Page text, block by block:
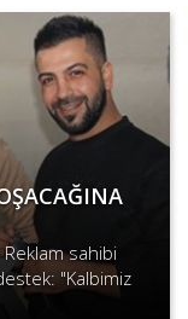
sahibi
"Kalbimiz